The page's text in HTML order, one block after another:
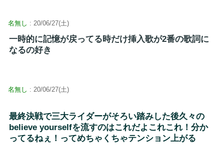
名無し : 20/06/27(土)
一時的に記憶が戻ってる時だけ挿入歌が2番の歌詞に
なるの好き
名無し : 20/06/27(土)
最終決戦で三大ライダーがそろい踏みした後久々の
believe yourselfを流すのはこれだよこれこれ！分か
ってるねぇ！ってめちゃくちゃテンション上がる